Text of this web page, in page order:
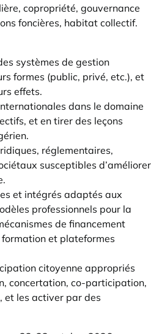
copropriété, gouvernance
foncières, habitat collectif.
systèmes de gestion
formes (public, privé, etc.), et
effets.
dans le domaine
et en tirer des leçons
réglementaires,
susceptibles d’améliorer
et intégrés adaptés aux
professionnels pour la
de financement
et plateformes
citoyenne appropriés
concertation, co-participation,
et les activer par des